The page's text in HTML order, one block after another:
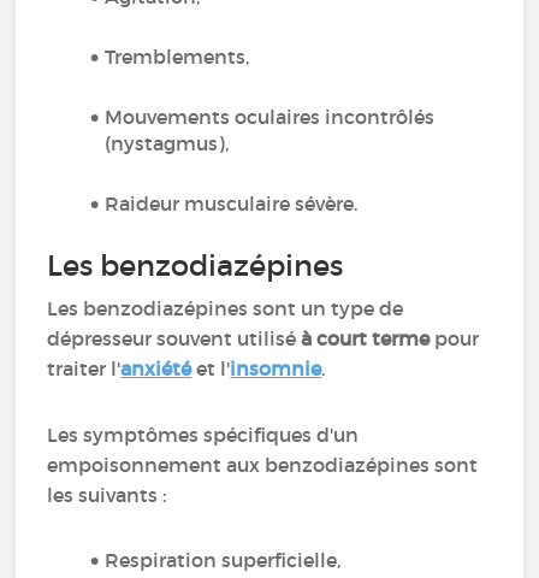
Tremblements,
Mouvements oculaires incontrôlés
(nystagmus),
Raideur musculaire sévère.
Les benzodiazépines
Les benzodiazépines sont un type de
dépresseur souvent utilisé à court termepour
traiter l'anxiétéet l'insomnie.
Les symptômes spécifiques d'un
empoisonnement aux benzodiazépines sont
les suivants :
Respiration superficielle,